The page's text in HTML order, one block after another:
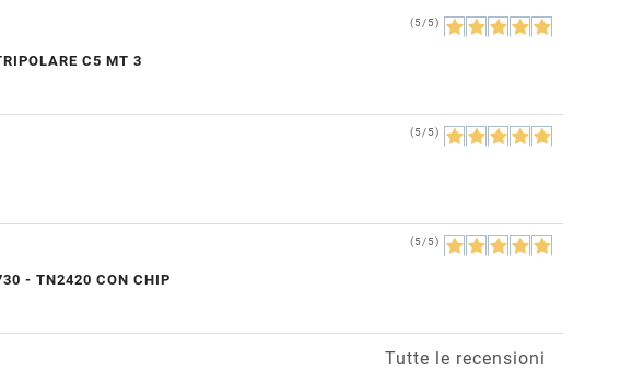
(5/5)
C5 MT 3
(5/5)
(5/5)
- TN2420 CON CHIP
Tutte le recensioni